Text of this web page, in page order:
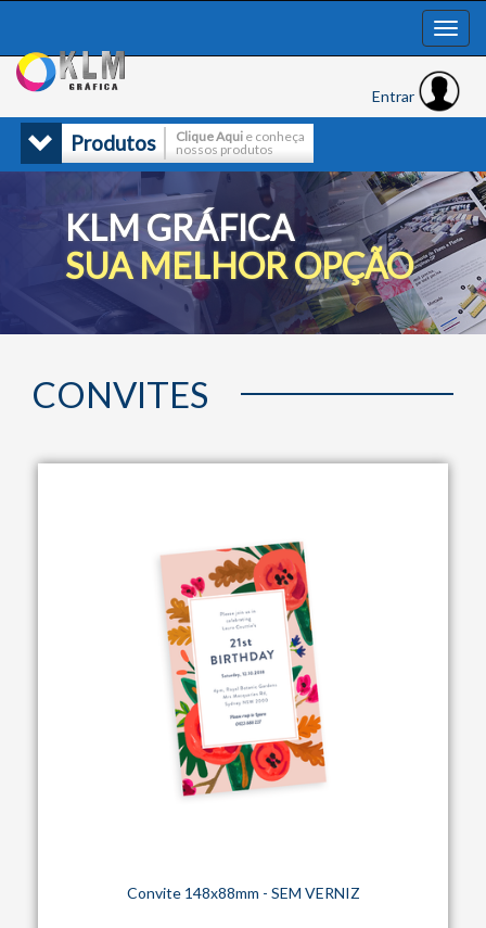
Entrar
Produtos Clique Aqui e conheça
nossos produtos
KLM GRÁFICA
SUA MELHOR OPÇÃO
CONVITES
Convite 148x88mm - SEM VERNIZ